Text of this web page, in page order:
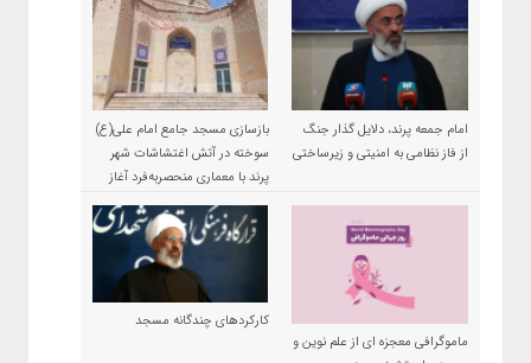
امام جمعه پرند، دلایل گذار جنگ
از فاز نظامی به امنیتی و زیرساختی
بازسازی مسجد جامع امام علی(ع)
سوخته در آتش اغتشاشات شهر
پرند با معماری منحصربه‌فرد آغاز
شد
ماموگرافی معجزه ای از علم نوین و
کارکردهای چندگانه مسجد